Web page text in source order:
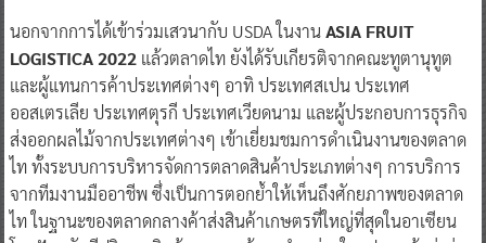
นอกจากการได้เข้าร่วมเสวนากับ USDA ในงานASIA FRUIT
LOGISTICA 2022 แล้วตลาดไท ยังได้รับเกียรติจากคณะทูตานุทูต
และผู้แทนการค้าประเทศต่างๆ อาทิ ประเทศสเปน ประเทศ
ออสเตรเลีย ประเทศตุรกี ประเทศเวียดนาม และผู้ประกอบการธุรกิจ
ส่งออกผลไม้จากประเทศต่างๆ เข้าเยี่ยมชมการดำเนินงานของตลาด
ไท ทั้งระบบการบริหารจัดการตลาดสินค้าประเภทต่างๆ การบริการ
จากทีมงานมืออาชีพ ซึ่งเป็นการตอกย้ำให้เห็นถึงศักยภาพของตลาด
ไท ในฐานะของตลาดกลางค้าส่งสินค้าเกษตรที่ใหญ่ที่สุดในอาเซียน